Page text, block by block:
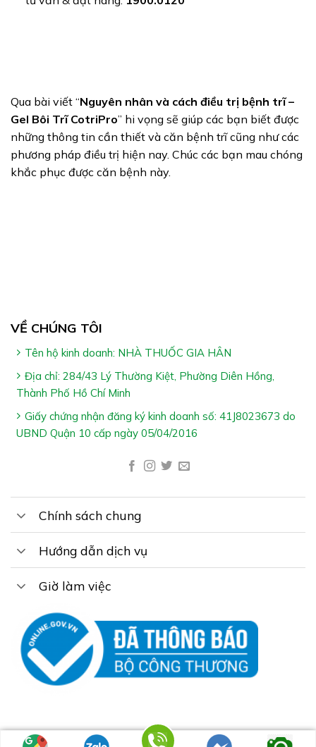
Qua bài viết “Nguyên nhân và cách điều trị bệnh trĩ –
Gel Bôi Trĩ CotriPro” hi vọng sẽ giúp các bạn biết được
những thông tin cần thiết và căn bệnh trĩ cũng như các
phương pháp điều trị hiện nay. Chúc các bạn mau chóng
khắc phục được căn bệnh này.
VỀ CHÚNG TÔI
Tên hộ kinh doanh: NHÀ THUỐC GIA HÂN
Địa chỉ: 284/43 Lý Thường Kiệt, Phường Diên Hồng,
Thành Phố Hồ Chí Minh
Giấy chứng nhận đăng ký kinh doanh số: 41J8023673 do
UBND Quận 10 cấp ngày 05/04/2016
Chính sách chung
Hướng dẫn dịch vụ
Giờ làm việc